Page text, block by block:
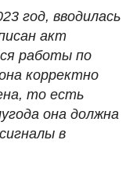
год, вводилась
акт
работы по
корректно
то есть
она должна
в